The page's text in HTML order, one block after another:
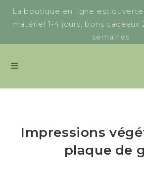
La boutique en ligne est ouverte
matériel 1-4 jours, bons cadeaux
semaines
Impressions
plaque de